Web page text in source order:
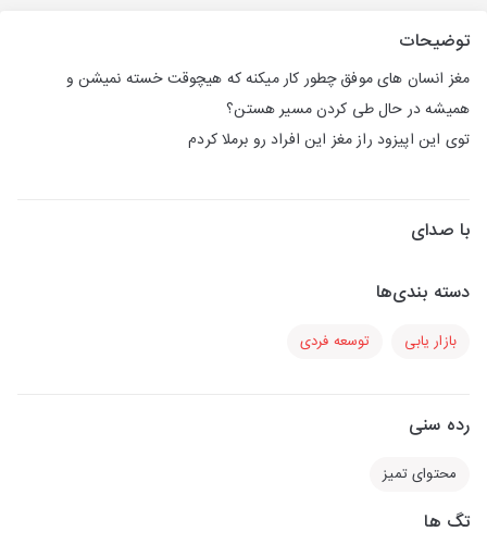
توضیحات
مغز انسان های موفق چطور کار میکنه که هیچوقت خسته نمیشن و
همیشه در حال طی کردن مسیر هستن؟
توی این اپیزود راز مغز این افراد رو برملا کردم
با صدای
دسته بندی‌ها
بازار یابی توسعه فردی
رده سنی
محتوای تمیز
تگ ها